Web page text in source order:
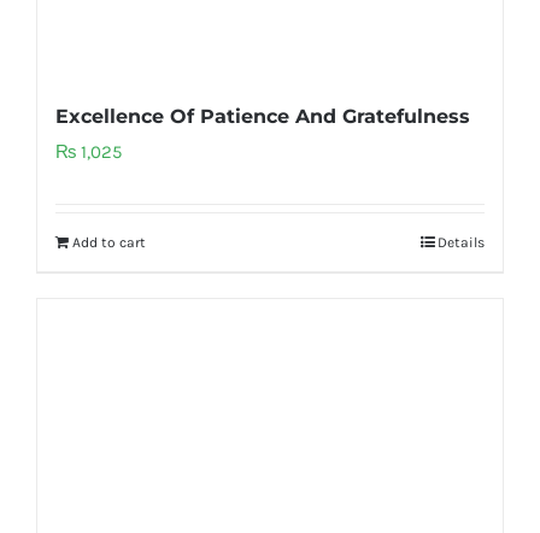
Excellence Of Patience And Gratefulness
₨ 1,025
Add to cart Details